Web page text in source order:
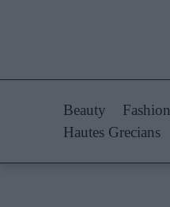
Beauty Fashion
Hautes Grecians